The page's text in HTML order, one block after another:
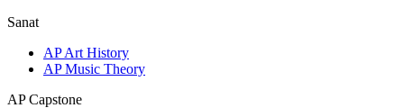
Sanat
AP Art History
AP Music Theory
AP Capstone